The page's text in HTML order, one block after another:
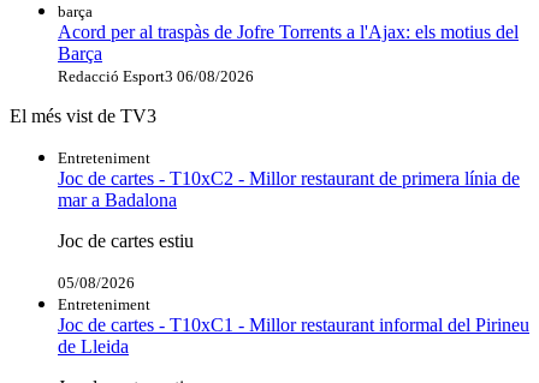
barça
Acord per al traspàs de Jofre Torrents a l'Ajax: els motius del
Barça
Redacció Esport3 06/08/2026
El més vist de TV3
Entreteniment
Joc de cartes - T10xC2 - Millor restaurant de primera línia de
mar a Badalona
Joc de cartes estiu
05/08/2026
Entreteniment
Joc de cartes - T10xC1 - Millor restaurant informal del Pirineu
de Lleida